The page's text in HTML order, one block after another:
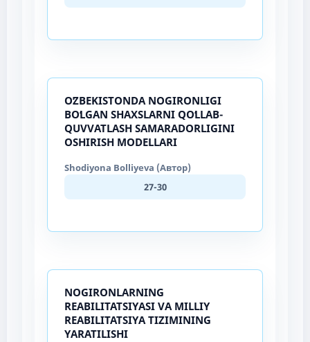
OʻZBEKISTONDA NOGIRONLIGI
BOʻLGAN SHAXSLARNI QOʻLLAB-
QUVVATLASH SАMАRАDОRLIGINI
ОSHIRISH MОDЕLLАRI
Shodiyona Bolliyeva (Автор)
27-30
NOGIRONLARNING
REABILITATSIYASI VA MILLIY
REABILITATSIYA TIZIMINING
YARATILISHI